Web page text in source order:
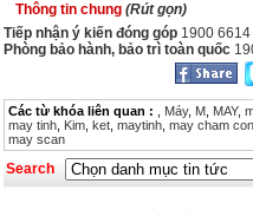
Thông tin chung (Rút gọn)
Tiếp nhận ý kiến đóng góp 1900 6614
Phòng bảo hành, bảo trì toàn quốc
Các từ khóa liên quan : Máy, M MAY,
may tinh Kim ket maytinh may cham
may scan
Search